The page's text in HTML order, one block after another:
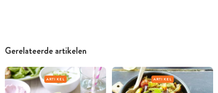
Gerelateerde artikelen
ARTIKEL ARTIKEL